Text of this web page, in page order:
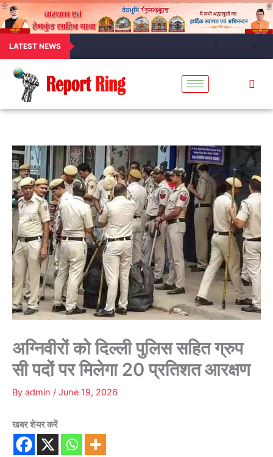
LATEST NEWS
अग्निवीरों को दिल्ली पुलिस सहित ग्रुप
सी पदों पर मिलेगा 20 प्रतिशत आरक्षण
By admin / June 19, 2026
खबर शेयर करें